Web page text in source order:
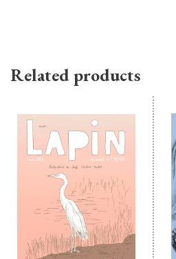
Related products